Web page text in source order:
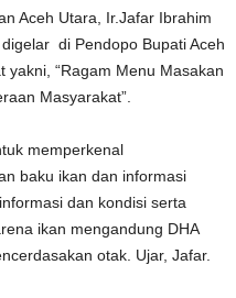
Aceh Utara, Ir.Jafar Ibrahim
di Pendopo Bupati Aceh
yakni, “Ragam Menu Masakan
Masyarakat”.
memperkenal
baku ikan dan informasi
dan kondisi serta
ikan mengandung DHA
otak. Ujar, Jafar.